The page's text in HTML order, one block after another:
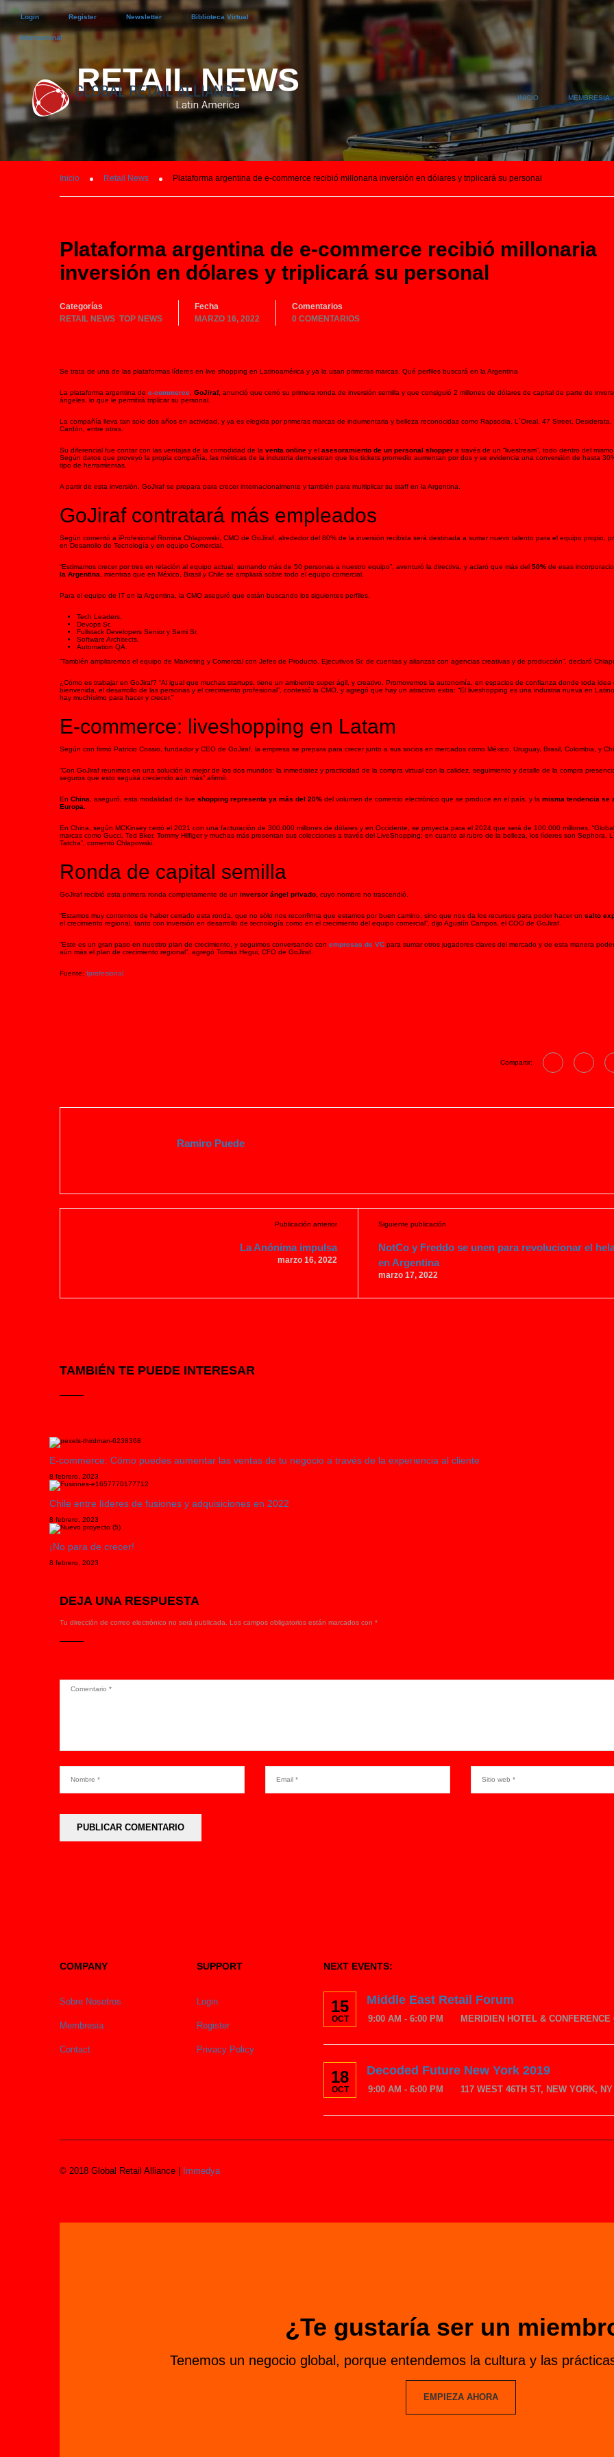
Login Register Newsletter Biblioteca Virtual
International
INICIO MEMBRESIA
RETAIL NEWS
Inicio Retail News Plataforma argentina de e-commerce recibió millonaria inversión en dólares y triplicará su personal
Plataforma argentina de e-commerce recibió millonaria
inversión en dólares y triplicará su personal
Categorías
RETAIL NEWS TOP NEWS
Fecha
MARZO 16, 2022
Comentarios
0 COMENTARIOS
Se trata de una de las plataformas líderes en live shopping en Latinoamérica y ya la usan primeras marcas. Qué perfiles buscará en la Argentina
La plataforma argentina de e-commerce GoJiraf, anunció que cerró su primera ronda de inversión semilla y que consiguió 2 millones de dólares de capital de parte de
ángeles, lo que le permitirá triplicar su personal.
La compañía lleva tan solo dos años en actividad, y ya es elegida por primeras marcas de indumentaria y belleza reconocidas como Rapsodia, L´Oreal, 47 Street, Desiderata,
Cardón, entre otras.
Su diferencial fue contar con las ventajas de la comodidad de la venta online y el asesoramiento de un personal shopper a través de un “livestream”, todo dentro del
Según datos que proveyó la propia compañía, las métricas de la industria demuestran que los tickets promedio aumentan por dos y se evidencia una conversión de hasta
tipo de herramientas.
A partir de esta inversión, GoJiraf se prepara para crecer internacionalmente y también para multiplicar su staff en la Argentina.
GoJiraf contratará más empleados
Según comentó a iProfesional Romina Chlapowski, CMO de GoJiraf, alrededor del 80% de la inversión recibida será destinada a sumar nuevo talento para el equipo propio,
en Desarrollo de Tecnología y en equipo Comercial.
“Estimamos crecer por tres en relación al equipo actual, sumando más de 50 personas a nuestro equipo”, aventuró la directiva, y aclaró que más del 50% de esas
la Argentina , mientras que en México, Brasil y Chile se ampliará sobre todo el equipo comercial.
Para el equipo de IT en la Argentina, la CMO aseguró que están buscando los siguientes perfiles.
Tech Leaders,
Devops Sr,
Fullstack Developers Senior y Semi Sr,
Software Architects,
Automation QA.
“También ampliaremos el equipo de Marketing y Comercial con Jefes de Producto, Ejecutivos Sr. de cuentas y alianzas con agencias creativas y de producción”, declaró
¿Cómo es trabajar en GoJiraf? “Al igual que muchas startups, tiene un ambiente super ágil, y creativo. Promovemos la autonomía, en espacios de confianza donde toda idea
bienvenida, el desarrollo de las personas y el crecimiento profesional”, contestó la CMO, y agregó que hay un atractivo extra: “El liveshopping es una industria nueva en
hay muchísimo para hacer y crecer.”
E-commerce: liveshopping en Latam
Según con firmó Patricio Cossio, fundador y CEO de GoJiraf, la empresa se prepara para crecer junto a sus socios en mercados como México, Uruguay, Brasil, Colombia, y
“Con GoJiraf reunimos en una solución lo mejor de los dos mundos: la inmediatez y practicidad de la compra virtual con la calidez, seguimiento y detalle de la compra
seguros que esto seguirá creciendo aún más” afirmó.
En China , aseguró, esta modalidad de live shopping representa ya más del 20% del volumen de comercio electrónico que se produce en el país, y la misma tendencia se
Europa.
En China, según MCKinsey cerró el 2021 con una facturación de 300.000 millones de dólares y en Occidente, se proyecta para el 2024 que será de 100.000 millones.
marcas como Gucci, Ted Bker, Tommy Hilfiger y muchas más presentan sus colecciones a través del LiveShopping; en cuanto al rubro de la belleza, los líderes son Sephora,
Tatcha”, comentó Chlapowski.
Ronda de capital semilla
GoJiraf recibió esta primera ronda completamente de un inversor ángel privado, cuyo nombre no trascendió.
“Estamos muy contentos de haber cerrado esta ronda, que no sólo nos reconfirma que estamos por buen camino, sino que nos da los recursos para poder hacer un salto
el crecimiento regional, tanto con inversión en desarrollo de tecnología como en el crecimiento del equipo comercial”, dijo Agustín Campos, el COO de GoJiraf.
“Este es un gran paso en nuestro plan de crecimiento, y seguimos conversando con empresas de VC para sumar otros jugadores claves del mercado y de esta manera
aún más el plan de crecimiento regional”, agregó Tomás Hegui, CFO de GoJiraf.
Fuente: Iprofesional
Compartir:
Ramiro Puede
Publicación anterior
La Anónima impulsa
marzo 16, 2022
Siguiente publicación
NotCo y Freddo se unen para revolucionar el
en Argentina
marzo 17, 2022
TAMBIÉN TE PUEDE INTERESAR
E-commerce: Cómo puedes aumentar las ventas de tu negocio a través de la experiencia al cliente
8 febrero, 2023
Chile entre líderes de fusiones y adquisiciones en 2022
8 febrero, 2023
¡No para de crecer!
8 febrero, 2023
DEJA UNA RESPUESTA
Tu dirección de correo electrónico no será publicada. Los campos obligatorios están marcados con *
COMPANY
Sobre Nosotros
Membresia
Contact
SUPPORT
Login
Register
Privacy Policy
NEXT EVENTS:
15
OCT
Middle East Retail Forum
9:00 AM - 6:00 PM MERIDIEN HOTEL &
18
OCT
Decoded Future New York 2019
9:00 AM - 6:00 PM 117 WEST 46TH ST, NEW YORK,
© 2018 Global Retail Alliance | Immedya
¿Te gustaría ser un
Tenemos un negocio global, porque entendemos la cultura y las
EMPIEZA AHORA